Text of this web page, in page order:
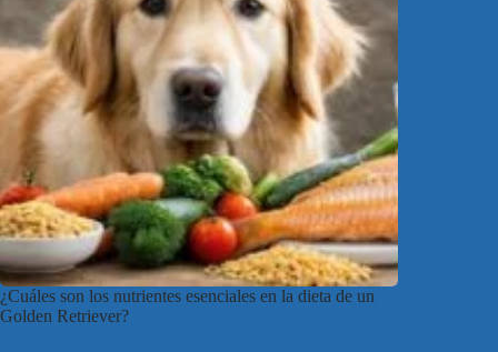
¿Cuáles son los nutrientes esenciales en la dieta de un
Golden Retriever?